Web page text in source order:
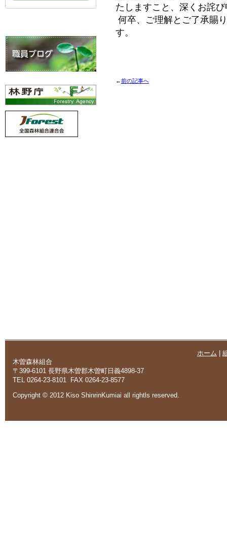
たしますこと、深くお詫
何卒、ご理解とご了承賜
す。
←前の記事へ
ホーム
木曽森林組合
〒399-6101 長野県木曽郡木曽町日義4898-37
TEL 0264-23-8101 FAX 0264-23-8577
Copyright © 2012 Kiso ShinrinKumiai all rightls reserved.